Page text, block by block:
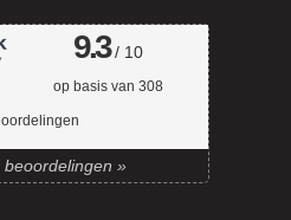
9.3/ 10
op basis van 308
beoordelingen »